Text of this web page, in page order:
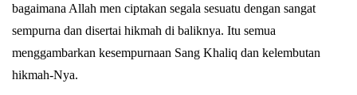
bagaimana Allah men ciptakan segala sesuatu dengan sangat
sempurna dan disertai hikmah di baliknya. Itu semua
menggambarkan kesempurnaan Sang Khaliq dan kelembutan
hikmah-Nya.